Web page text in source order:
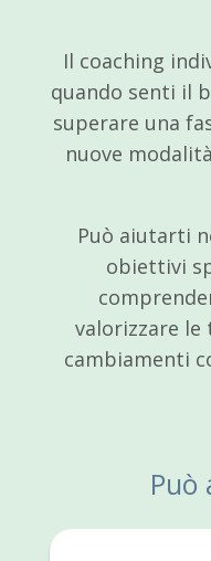
Il coaching
quando senti il
superare una
nuove
Può aiutarti
obiettivi
valorizzare le
cambiamenti